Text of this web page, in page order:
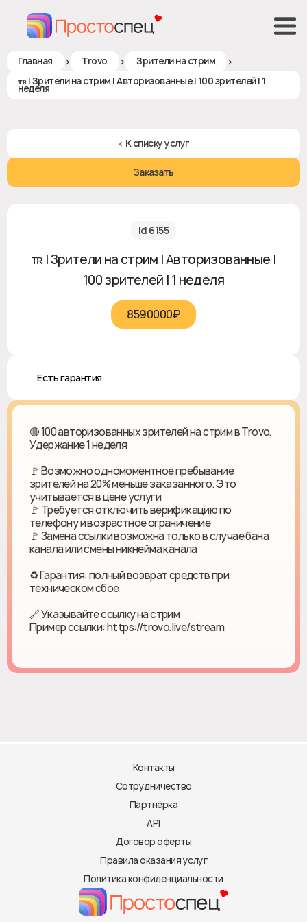
Главная > Trovo > Зрители на стрим >
ᴛʀ | Зрители на стрим | Авторизованные | 100 зрителей | 1
неделя
< К списку услуг
Заказать
id 6155
ᴛʀ | Зрители на стрим | Авторизованные |
100 зрителей | 1 неделя
8590000₽‎
♻️ Есть гарантия
🔴 100 авторизованных зрителей на стрим в Trovo.
Удержание 1 неделя
🚩 Возможно одномоментное пребывание
зрителей на 20% меньше заказанного. Это
учитывается в цене услуги
🚩 Требуется отключить верификацию по
телефону и возрастное ограничение
🚩 Замена ссылки возможна только в случае бана
канала или смены никнейма канала
♻ Гарантия: полный возврат средств при
техническом сбое
🔗 Указывайте ссылку на стрим
Пример ссылки: https://trovo.live/stream
Контакты
Сотрудничество
Партнёрка
API
Договор оферты
Правила оказания услуг
Политика конфиденциальности